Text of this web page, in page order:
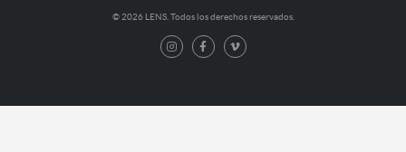
© 2026 LENS. Todos los derechos reservados.